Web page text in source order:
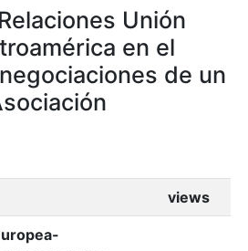
Unión
en el
de un
views